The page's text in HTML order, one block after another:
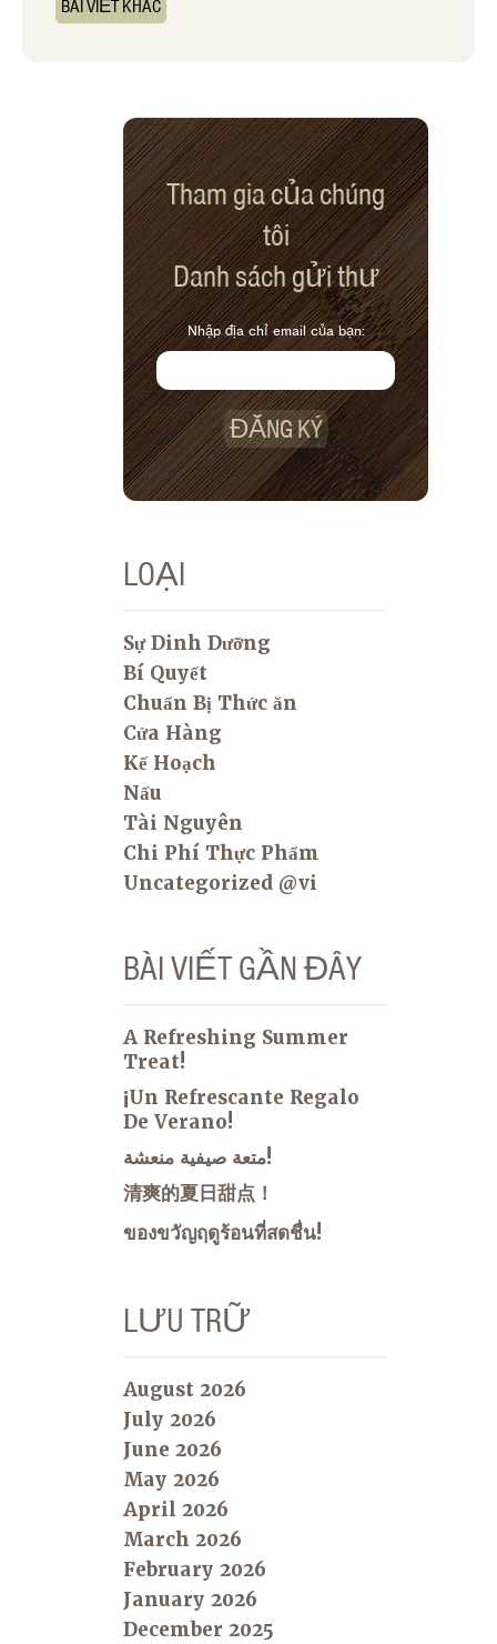
BÀI VIẾT KHÁC
Tham gia của chúng
tôi
Danh sách gửi thư
Nhập địa chỉ email của bạn:
ĐĂNG KÝ
LOẠI
Sự Dinh Dưỡng
Bí Quyết
Chuẩn Bị Thức ăn
Cửa Hàng
Kế Hoạch
Nấu
Tài Nguyên
Chi Phí Thực Phẩm
Uncategorized @vi
BÀI VIẾT GẦN ĐÂY
A Refreshing Summer
Treat!
¡Un Refrescante Regalo
De Verano!
متعة صيفية منعشة!
清爽的夏日甜点！
ของขวัญฤดูร้อนที่สดชื่น!
LƯU TRỮ
August 2026
July 2026
June 2026
May 2026
April 2026
March 2026
February 2026
January 2026
December 2025